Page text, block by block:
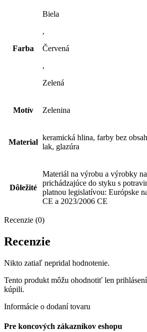
Farba
Biela
,
Červená
,
Zelená
Motív Zelenina
Material
keramická hlina, farby bez
lak, glazúra
Dôležité
Materiál na výrobu a výrobky
prichádzajúce do styku s
platnou legislatívou: Európske
CE a 2023/2006 CE
Recenzie (0)
Recenzie
Nikto zatiaľ nepridal hodnotenie.
Tento produkt môžu ohodnotiť len
kúpili.
Informácie o dodaní tovaru
Pre koncových zákazníkov eshopu